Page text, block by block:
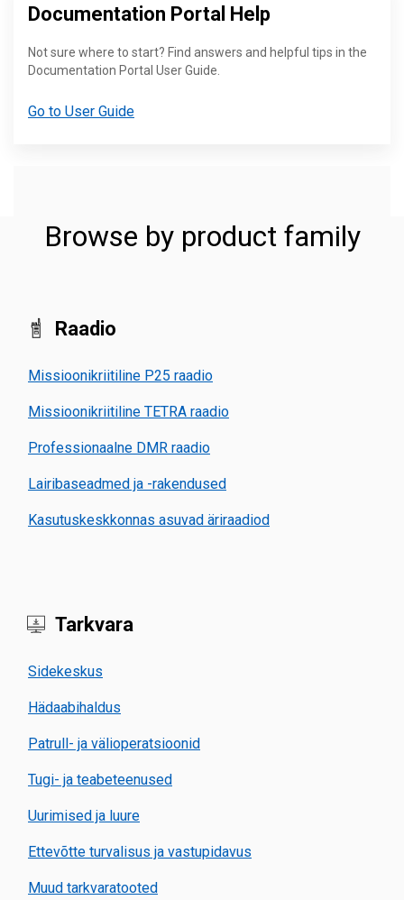
Documentation Portal Help
Not sure where to start? Find answers and helpful tips in the
Documentation Portal User Guide.
Go to User Guide
Browse by product family
Raadio
Missioonikriitiline P25 raadio
Missioonikriitiline TETRA raadio
Professionaalne DMR raadio
Lairibaseadmed ja -rakendused
Kasutuskeskkonnas asuvad äriraadiod
Tarkvara
Sidekeskus
Hädaabihaldus
Patrull- ja välioperatsioonid
Tugi- ja teabeteenused
Uurimised ja luure
Ettevõtte turvalisus ja vastupidavus
Muud tarkvaratooted